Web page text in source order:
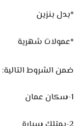
‏*بدل بنزين
‏*عمولات شهرية
‏ضمن الشروط التالية: